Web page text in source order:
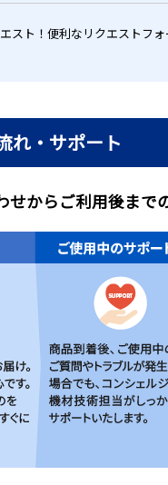
スト！便利なリクエストフォ
れ・サポート
からご利用後まで